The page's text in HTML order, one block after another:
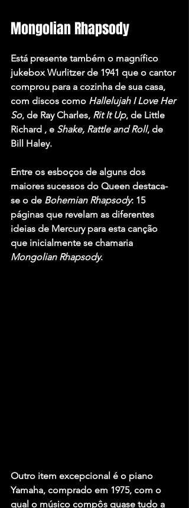
Mongolian Rhapsody
Está presente também o magnífico
jukebox Wurlitzer de 1941 que o cantor
comprou para a cozinha de sua casa,
com discos como Hallelujah I Love Her
So, de Ray Charles, Rit It Up, de Little
Richard , e Shake, Rattle and Roll, de
Bill Haley.
Entre os esboços de alguns dos
maiores sucessos do Queen destaca-
se o de Bohemian Rhapsody: 15
páginas que revelam as diferentes
ideias de Mercury para esta canção
que inicialmente se chamaria
Mongolian Rhapsody.
Outro item excepcional é o piano
Yamaha, comprado em 1975, com o
qual o músico compôs quase tudo a